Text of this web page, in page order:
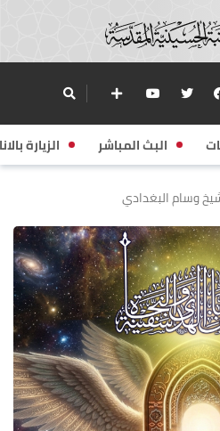
البث المباشر الزيارة
وسام البغدادي